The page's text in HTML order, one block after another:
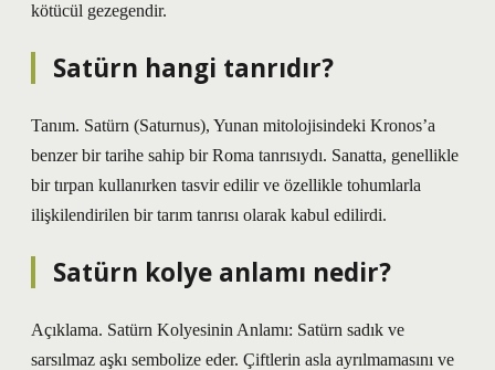
kötücül gezegendir.
Satürn hangi tanrıdır?
Tanım. Satürn (Saturnus), Yunan mitolojisindeki Kronos’a
benzer bir tarihe sahip bir Roma tanrısıydı. Sanatta, genellikle
bir tırpan kullanırken tasvir edilir ve özellikle tohumlarla
ilişkilendirilen bir tarım tanrısı olarak kabul edilirdi.
Satürn kolye anlamı nedir?
Açıklama. Satürn Kolyesinin Anlamı: Satürn sadık ve
sarsılmaz aşkı sembolize eder. Çiftlerin asla ayrılmamasını ve